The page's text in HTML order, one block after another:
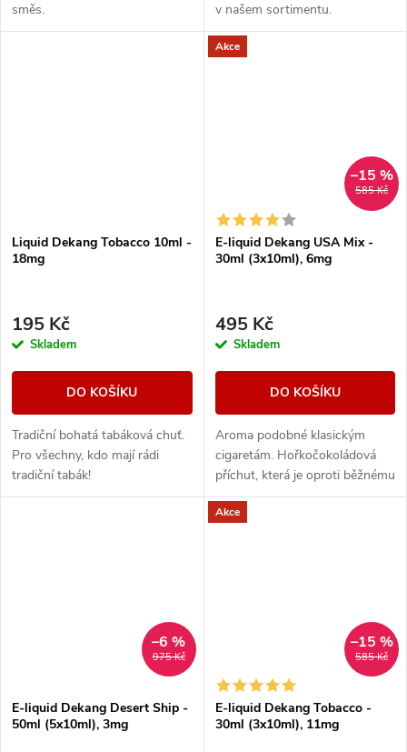
směs.
v našem sortimentu.
Liquid Dekang Tobacco 10ml -
18mg
195 Kč
Skladem
DO KOŠÍKU
Tradiční bohatá tabáková chuť.
Pro všechny, kdo mají rádi
tradiční tabák!
Akce
585 Kč
–15 %
E-liquid Dekang USA Mix -
30ml (3x10ml), 6mg
495 Kč
Skladem
DO KOŠÍKU
Aroma podobné klasickým
cigaretám. Hořkočokoládová
příchut, která je oproti běžnému
tabáku jemnější a nasládlejší. Z
nabídky e-liquidů je tato
975 Kč
–6 %
E-liquid Dekang Desert Ship -
50ml (5x10ml), 3mg
Akce
585 Kč
–15 %
E-liquid Dekang Tobacco -
30ml (3x10ml), 11mg